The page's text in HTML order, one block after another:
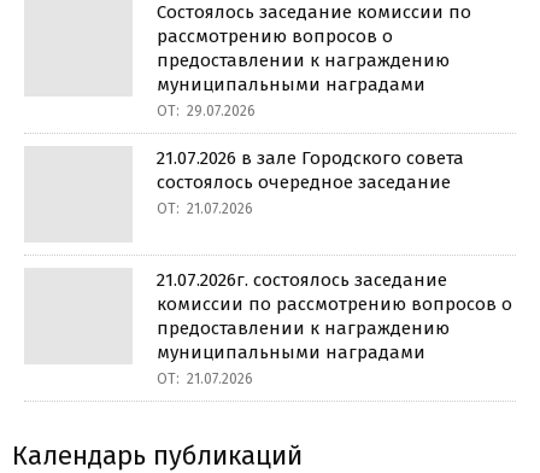
Состоялось заседание комиссии по
рассмотрению вопросов о
предоставлении к награждению
муниципальными наградами
ОТ: 29.07.2026
21.07.2026 в зале Городского совета
состоялось очередное заседание
ОТ: 21.07.2026
21.07.2026г. состоялось заседание
комиссии по рассмотрению вопросов о
предоставлении к награждению
муниципальными наградами
ОТ: 21.07.2026
Календарь публикаций